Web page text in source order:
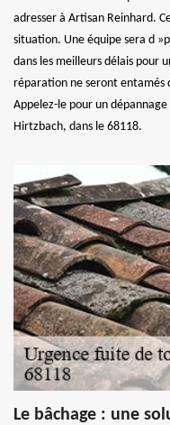
adresser à Artisan Reinhard.
situation. Une équipe sera d
dans les meilleurs délais pour
réparation ne seront entamés
Appelez-le pour un
Hirtzbach, dans le 68118.
Le bâchage : une